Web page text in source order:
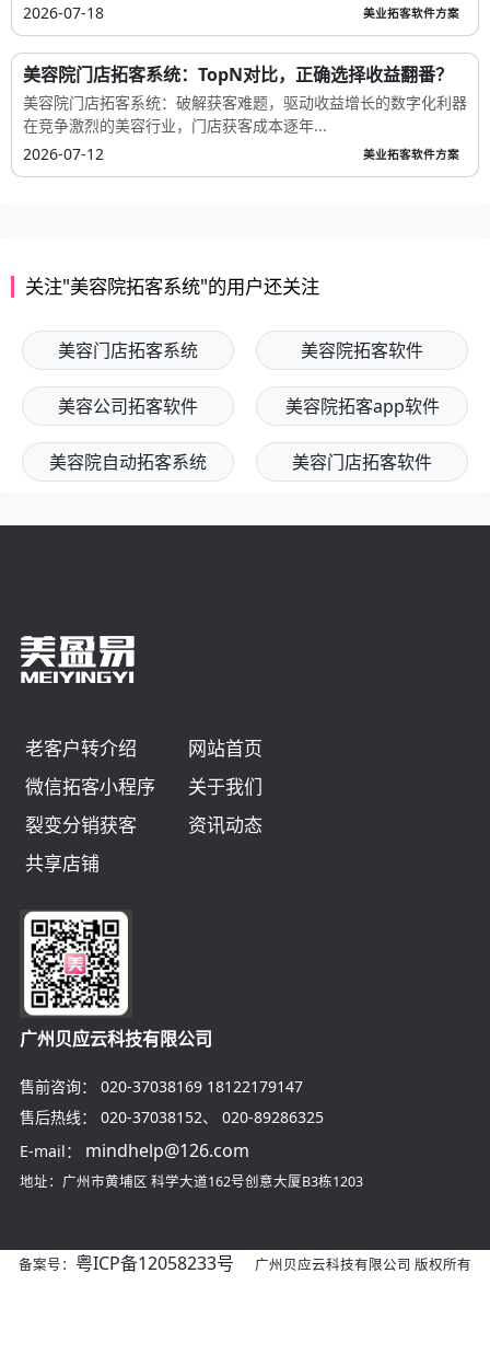
2026-07-18
美业拓客软件方案
美容院门店拓客系统：TopN对比，正确选择收益翻番？
美容院门店拓客系统：破解获客难题，驱动收益增长的数字化利器
在竞争激烈的美容行业，门店获客成本逐年...
2026-07-12
美业拓客软件方案
关注"美容院拓客系统"的用户还关注
美容门店拓客系统 美容院拓客软件
美容公司拓客软件 美容院拓客app软件
美容院自动拓客系统 美容门店拓客软件
老客户转介绍
网站首页
微信拓客小程序
关于我们
裂变分销获客
资讯动态
共享店铺
广州贝应云科技有限公司
售前咨询： 020-37038169 18122179147
售后热线：
020-37038152、 020-89286325
E-mail：
mindhelp@126.com
地址：广州市黄埔区 科学大道162号创意大厦B3栋1203
备案号： 粤ICP备12058233号 广州贝应云科技有限公司 版权所有